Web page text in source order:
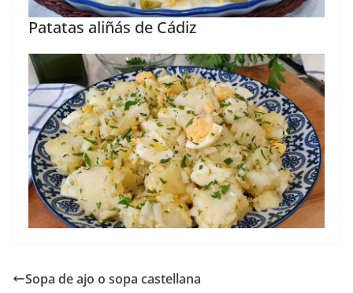
Patatas aliñás de Cádiz
Sopa de ajo o sopa castellana